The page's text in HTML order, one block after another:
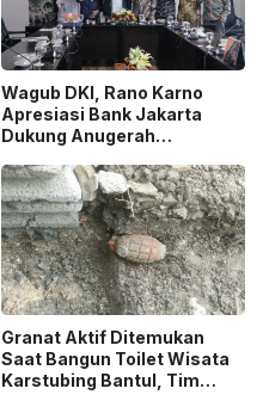
Wagub DKI, Rano Karno
Apresiasi Bank Jakarta
Dukung Anugerah
Dorong Karya Berkualitas
Sambut 5 Abad Jakarta
Granat Aktif Ditemukan
Saat Bangun Toilet Wisata
Karstubing Bantul, Tim